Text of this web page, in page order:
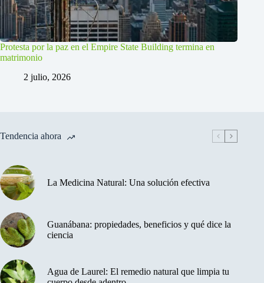
Protesta por la paz en el Empire State Building termina en
matrimonio
2 julio, 2026
Tendencia ahora
La Medicina Natural: Una solución efectiva
Guanábana: propiedades, beneficios y qué dice la
ciencia
Agua de Laurel: El remedio natural que limpia tu